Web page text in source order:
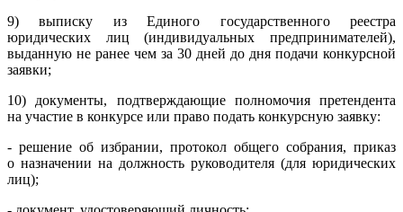
9) выписку из Единого государственного реестра
юридических лиц (индивидуальных предпринимателей),
выданную не ранее чем за 30 дней до дня подачи конкурсной
заявки;
10) документы, подтверждающие полномочия претендента
на участие в конкурсе или право подать конкурсную заявку:
- решение об избрании, протокол общего собрания, приказ
о назначении на должность руководителя (для юридических
лиц);